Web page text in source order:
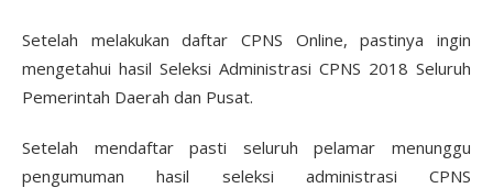
Setelah melakukan daftar CPNS Online, pastinya ingin
mengetahui hasil Seleksi Administrasi CPNS 2018 Seluruh
Pemerintah Daerah dan Pusat.
Setelah mendaftar pasti seluruh pelamar menunggu
pengumuman hasil seleksi administrasi CPNS